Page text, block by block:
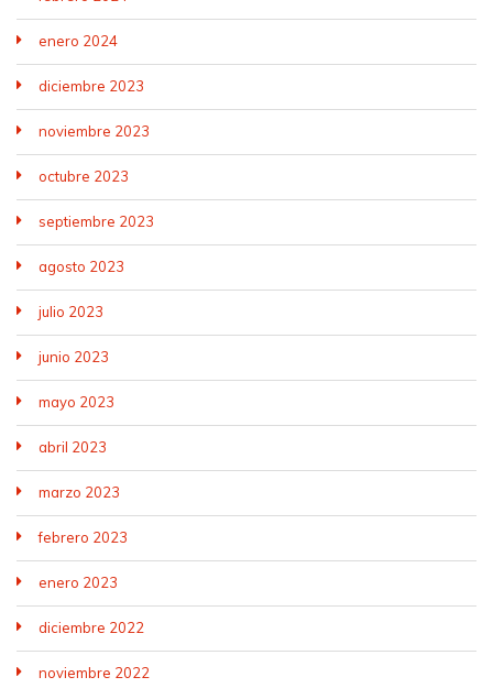
enero 2024
diciembre 2023
noviembre 2023
octubre 2023
septiembre 2023
agosto 2023
julio 2023
junio 2023
mayo 2023
abril 2023
marzo 2023
febrero 2023
enero 2023
diciembre 2022
noviembre 2022